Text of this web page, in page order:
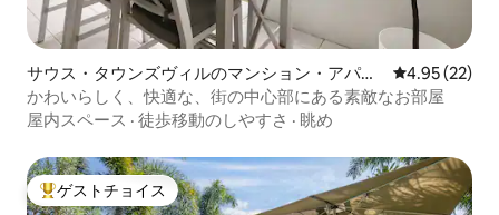
サウス・タウンズヴィルのマンション・アパー
ト
レビュー22
4.95 (22)
かわいらしく、快適な、街の中心部にある素敵なお部屋
屋内スペース · 徒歩移動のしやすさ · 眺め
大好評のゲストチョイスです。
ゲストチョイス